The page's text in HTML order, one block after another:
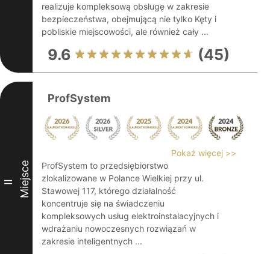
realizuje kompleksową obsługę w zakresie
bezpieczeństwa, obejmującą nie tylko Kęty i
pobliskie miejscowości, ale również cały ...
9.6 (45)
II Miejsce
ProfSystem
Pokaż więcej >>
ProfSystem to przedsiębiorstwo
zlokalizowane w Polance Wielkiej przy ul.
Stawowej 117, którego działalność
koncentruje się na świadczeniu
kompleksowych usług elektroinstalacyjnych i
wdrażaniu nowoczesnych rozwiązań w
zakresie inteligentnych ...